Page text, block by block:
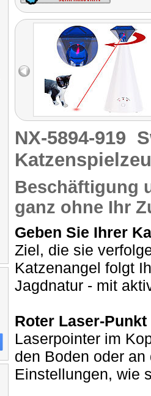
NX-5894-919
Beschäftigung
ganz ohne Ihr
Geben Sie Ihrer
Ziel, die sie
Katzenangel folgt
Jagdnatur - mit
Roter Laser-
Laserpointer im
den Boden oder
Einstellungen, wie